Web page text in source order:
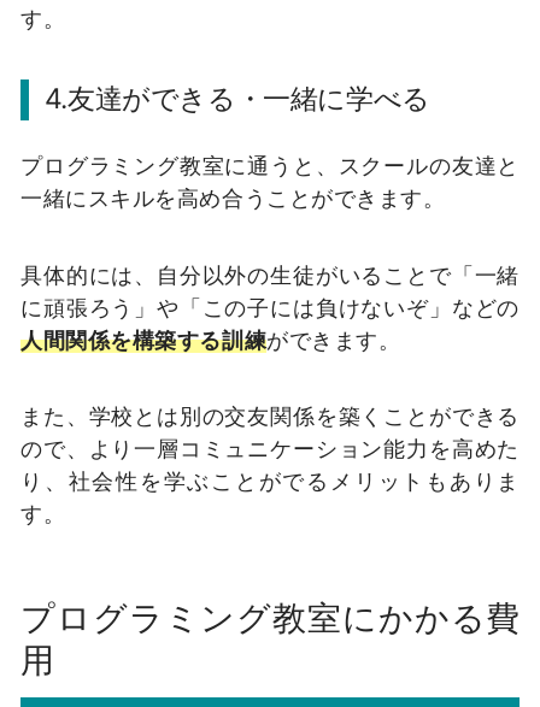
す。
4.友達ができる・一緒に学べる
プログラミング教室に通うと、スクールの友達と
一緒にスキルを高め合うことができます。
具体的には、自分以外の生徒がいることで「一緒
に頑張ろう」や「この子には負けないぞ」などの
人間関係を構築する訓練ができます。
また、学校とは別の交友関係を築くことができる
ので、より一層コミュニケーション能力を高めた
り、社会性を学ぶことがでるメリットもありま
す。
プログラミング教室にかかる費
用